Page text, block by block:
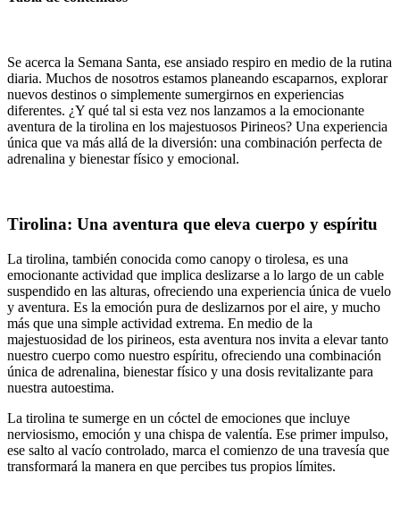
Se acerca la Semana Santa, ese ansiado respiro en medio de la rutina
diaria. Muchos de nosotros estamos planeando escaparnos, explorar
nuevos destinos o simplemente sumergirnos en experiencias
diferentes. ¿Y qué tal si esta vez nos lanzamos a la emocionante
aventura de la tirolina en los majestuosos Pirineos? Una experiencia
única que va más allá de la diversión: una combinación perfecta de
adrenalina y bienestar físico y emocional.
Tirolina: Una aventura que eleva cuerpo y espíritu
La tirolina, también conocida como canopy o tirolesa, es una
emocionante actividad que implica deslizarse a lo largo de un cable
suspendido en las alturas, ofreciendo una experiencia única de vuelo
y aventura. Es la emoción pura de deslizarnos por el aire, y mucho
más que una simple actividad extrema. En medio de la
majestuosidad de los pirineos, esta aventura nos invita a elevar tanto
nuestro cuerpo como nuestro espíritu, ofreciendo una combinación
única de adrenalina, bienestar físico y una dosis revitalizante para
nuestra autoestima.
La tirolina te sumerge en un cóctel de emociones que incluye
nerviosismo, emoción y una chispa de valentía. Ese primer impulso,
ese salto al vacío controlado, marca el comienzo de una travesía que
transformará la manera en que percibes tus propios límites.